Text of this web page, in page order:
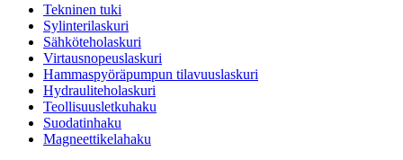
Tekninen tuki
Sylinterilaskuri
Sähköteholaskuri
Virtausnopeuslaskuri
Hammaspyöräpumpun tilavuuslaskuri
Hydrauliteholaskuri
Teollisuusletkuhaku
Suodatinhaku
Magneettikelahaku